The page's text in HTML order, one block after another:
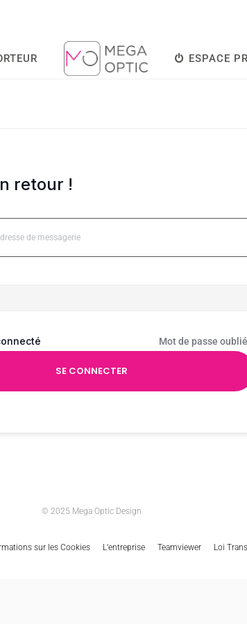
ESPACE
retour !
Mot de passe
SE CONNECTER
© 2025 Mega Optic Design
sur les Cookies L’entreprise Teamviewer Loi